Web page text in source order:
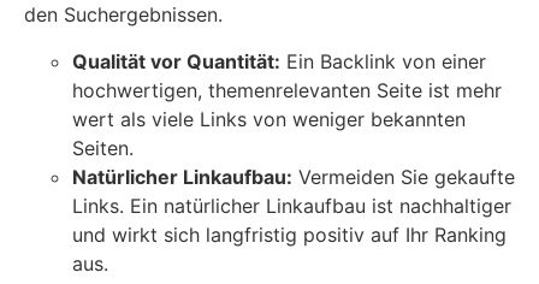
den Suchergebnissen.
Qualität vor Quantität: Ein Backlink von einer
hochwertigen, themenrelevanten Seite ist mehr
wert als viele Links von weniger bekannten
Seiten.
Natürlicher Linkaufbau: Vermeiden Sie gekaufte
Links. Ein natürlicher Linkaufbau ist nachhaltiger
und wirkt sich langfristig positiv auf Ihr Ranking
aus.